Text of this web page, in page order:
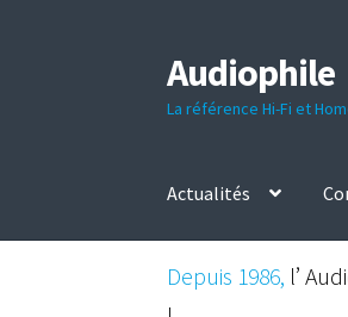
Aller
à
la
Aller
au
contenu
Audiophile
La référence Hi-Fi et
Actualités
Depuis 1986, l’